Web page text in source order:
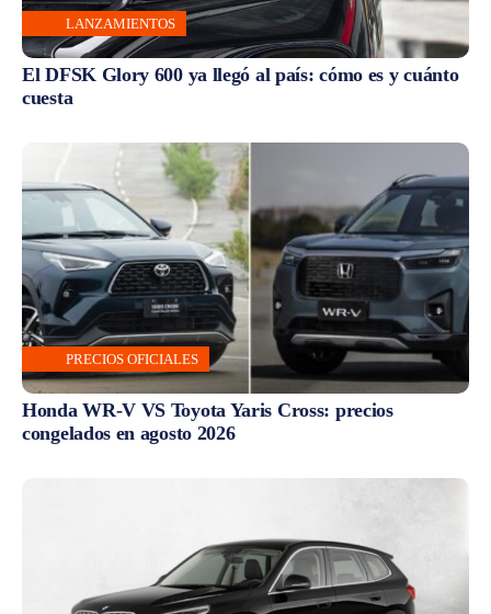
LANZAMIENTOS
El DFSK Glory 600 ya llegó al país: cómo es y cuánto
cuesta
PRECIOS OFICIALES
Honda WR-V VS Toyota Yaris Cross: precios
congelados en agosto 2026